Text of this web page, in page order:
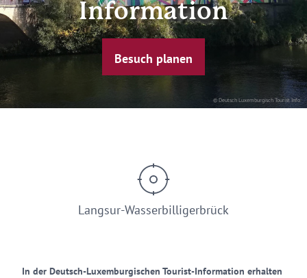
© Deutsch Luxemburgisch Tourist Info
Information
Besuch planen
Langsur-Wasserbilligerbrück
In der Deutsch-Luxemburgischen Tourist-Information erhalten